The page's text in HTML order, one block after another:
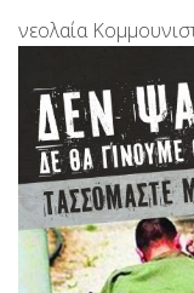
νεολαία